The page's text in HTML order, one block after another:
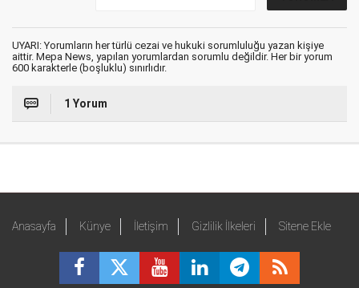
UYARI: Yorumların her türlü cezai ve hukuki sorumluluğu yazan kişiye
aittir. Mepa News, yapılan yorumlardan sorumlu değildir. Her bir yorum
600 karakterle (boşluklu) sınırlıdır.
1 Yorum
Anasayfa Künye İletişim Gizlilik İlkeleri Sitene Ekle